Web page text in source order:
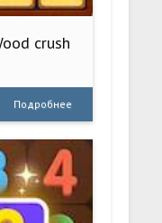
crush
Подробнее